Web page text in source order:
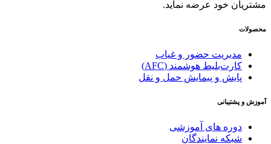
مشتریان خود عرضه نماید.
محصولات
مدیریت حضور و غیاب
کارت‌بلیط هوشمند (AFC)
پایش و پیمایش حمل و نقل
آموزش و پشتیبانی
دوره های آموزشی
شبکه نمایندگان